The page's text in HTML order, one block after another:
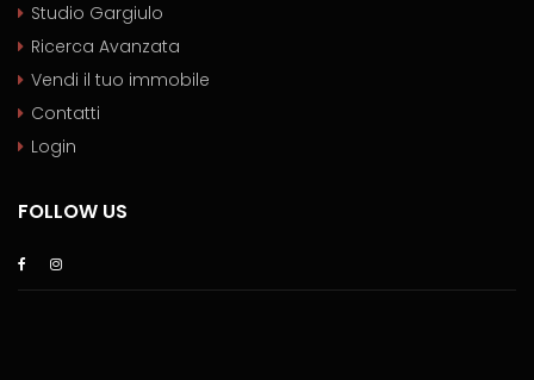
Studio Gargiulo
Ricerca Avanzata
Vendi il tuo immobile
Contatti
Login
FOLLOW US